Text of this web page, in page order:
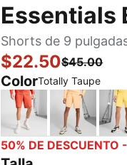
Essentials
Shorts de 9
$22.50$45.00
ColorTotally Taupe
Red Fire Almost
50% DE DESCUENTO